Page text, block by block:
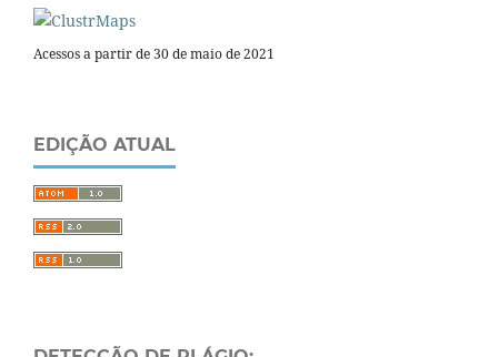
Acessos a partir de 30 de maio de 2021
EDIÇÃO ATUAL